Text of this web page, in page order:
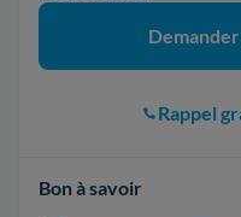
Rappel
Bon à savoir